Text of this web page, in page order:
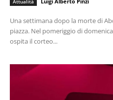
Attualità
Una settimana dopo la morte di
piazza. Nel pomeriggio di
ospita il corteo...